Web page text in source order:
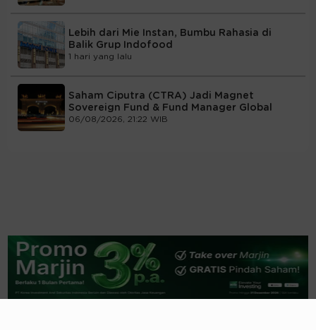
Lebih dari Mie Instan, Bumbu Rahasia di
Balik Grup Indofood
1 hari yang lalu
Saham Ciputra (CTRA) Jadi Magnet
Sovereign Fund & Fund Manager Global
06/08/2026, 21:22 WIB